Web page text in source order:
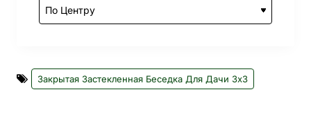
Закрытая Застекленная Беседка Для Дачи 3х3